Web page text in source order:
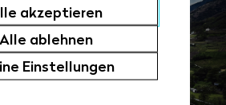
akzeptieren
Alle ablehnen
Einstellungen